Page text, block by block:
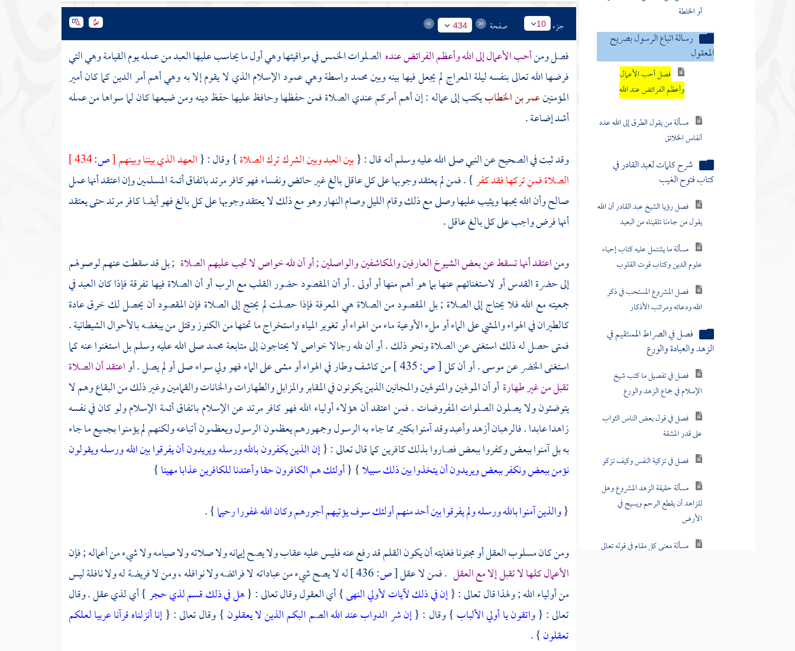
فصل في الصراط المستقيم في
فصل في تفصيل ما كتب شيخ
الإسلام في جماع الزهد والورع
فصل في قول بعض الناس الثواب
فصل في تزكية النفس وكيف تزكو
مسألة حقيقة الزهد المشروع وهل
للزاهد أن يقطع الرحم ويسيح في
مسألة معنى كل مقام في قوله تعالى
الوصية الصغرى
مسألة في الهجر الجميل والصفح
الجميل وأقسام التقوى والصبر
مسألة ما ذكره القشيري عن أبي
سليمان من قوله الرضا ألا تسأل الله الجنة
مسألة هل يأثم من عزم على
فعل محرم عزما جازما فعجز عنه
كتاب التصوف
أصول الفقه
جزء 10 صفحة 434
فصل ومنأحب الأعمال إلى الله وأعظم الفرائض عنده الصلوات الخمس في مواقيتها وهي أول ما يحاسب عليها العبد من عمله يوم القيامة وهي التي
فرضها الله تعالى بنفسه ليلة المعراج لم يجعل فيها بينه وبينمحمدواسطة وهي عمود الإسلام الذي لا يقوم إلا به وهي أهم أمر الدين كما كان أمير
المؤمنينعمر بن الخطابيكتب إلى عماله : إن أهم أمركم عندي الصلاة فمن حفظها وحافظ عليها حفظ دينه ومن ضيعها كان لما سواها من عمله
أشد إضاعة .
وقد ثبت في الصحيح عن النبي صلى الله عليه وسلم أنه قال : {بين العبد وبين الشرك ترك الصلاة} وقال : {العهد الذي بيننا وبينهم[ص:434 ]
الصلاة فمن تركها فقد كفر} . فمن لم يعتقد وجوبها على كل عاقل بالغ غير حائض ونفساء فهو كافر مرتد باتفاق أئمة المسلمين وإن اعتقد أنها عمل
صالح وأن الله يحبها ويثيب عليها وصلى مع ذلك وقام الليل وصام النهار وهو مع ذلك لا يعتقد وجوبها على كل بالغ فهو أيضا كافر مرتد حتى يعتقد
أنها فرض واجب على كل بالغ عاقل .
ومناعتقد أنها تسقط عن بعض الشيوخ العارفين والمكاشفين والواصلين ; أو أن لله خواص لا تجب عليهم الصلاة ; بل قد سقطت عنهم لوصولهم
إلى حضرة القدس أو لاستغنائهم عنها بما هو أهم منها أو أولى . أو أن المقصود حضور القلب مع الرب أو أن الصلاة فيها تفرقة فإذا كان العبد في
جمعيته مع الله فلا يحتاج إلى الصلاة ; بل المقصود من الصلاة هي المعرفة فإذا حصلت لم يحتج إلى الصلاة فإن المقصود أن يحصل لك خرق عادة
كالطيران في الهواء والمشي على الماء أو ملء الأوعية ماء من الهواء أو تغوير المياه واستخراج ما تحتها من الكنوز وقتل من يبغضه بالأحوال الشيطانية .
فمتى حصل له ذلك استغنى عن الصلاة ونحو ذلك . أو أن لله رجالا خواص لا يحتاجون إلى متابعةمحمدصلى الله عليه وسلم بل استغنوا عنه كما
استغنىالخضرعنموسى. أو أن كل[ص: من كاشف وطار في الهواء أو مشى على الماء فهو ولي سواء صلى أو لم يصل . أواعتقد أن الصلاة
تقبل من غير طهارةأو أن المولهين والمتولهين والمجانين الذين يكونون في المقابر والمزابل والطهارات والخانات والقمامين وغير ذلك من البقاع وهم لا
يتوضئون ولا يصلون الصلوات المفروضات . فمن اعتقد أن هؤلاء أولياء الله فهو كافر مرتد عن الإسلام باتفاق أئمة الإسلام ولو كان في نفسه
زاهدا عابدا . فالرهبان أزهد وأعبد وقد آمنوا بكثير مما جاء به الرسول وجمهورهم يعظمون الرسول ويعظمون أتباعه ولكنهم لم يؤمنوا بجميع ما جاء
به بل آمنوا ببعض وكفروا ببعض فصاروا بذلك كافرين كما قال تعالى : {إن الذين يكفرون بالله ورسله ويريدون أن يفرقوا بين الله ورسله ويقولون
نؤمن ببعض ونكفر ببعض ويريدون أن يتخذوا بين ذلك سبيلا} {أولئك هم الكافرون حقا وأعتدنا للكافرين عذابا مهينا}
{والذين آمنوا بالله ورسله ولم يفرقوا بين أحد منهم أولئك سوف يؤتيهم أجورهم وكان الله غفورا رحيما} .
ومن كان مسلوب العقل أو مجنونا فغايته أن يكون القلم قد رفع عنه فليس عليه عقاب ولا يصح إيمانه ولا صلاته ولا صيامه ولا شيء من أعماله ; فإن
الأعمال كلها لا تقبل إلا مع العقل . فمن لا عقل[ص:
له لا يصح شيء من عباداته لا فرائضه ولا نوافله ، ومن لا فريضة له ولا نافلة ليس
من أولياء الله ; ولهذا قال تعالى : {إن في ذلك لآيات لأولي النهى} أي العقول وقال تعالى : {هل في ذلك قسم لذي حجر} أي لذي عقل . وقال
تعالى : {واتقون يا أولي الألباب} وقال : {إن شر الدواب عند الله الصم البكم الذين لا يعقلون} وقال تعالى : {إنا أنزلناه قرآنا عربيا لعلكم
تعقلون} .